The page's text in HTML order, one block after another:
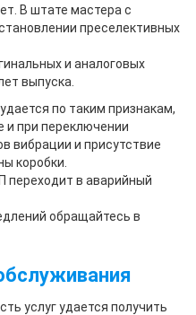
В штате мастера с
преселективных
и аналоговых
выпуска.
по таким признакам,
и при переключении
вибрации и присутствие
коробки.
переходит в аварийный
обращайтесь в
услуг удается получить